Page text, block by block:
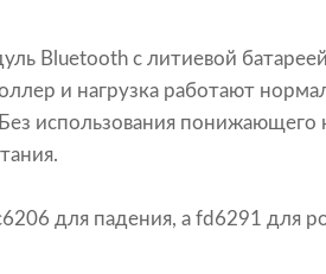
Bluetooth с литиевой
и нагрузка работают
использования понижающего
для падения, а fd6291 для